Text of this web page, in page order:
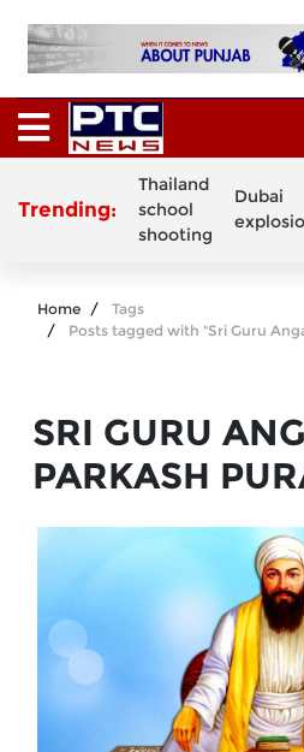
Trending:
Thailand
school
shooting
Dubai
Home
Tags
Posts tagged with "Sri Guru
SRI GURU
PARKASH